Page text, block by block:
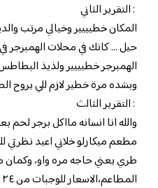
: التقرير الثاني
المكان خطيييير وخيالي مرتب
حيل … كانك في محلات الهمبرجر
الهمبرجر خطيييير ولذيذ
وبشده مرة خطير لازم للي يروح
: التقرير الثالث
والله انا انسانه مااكل برجر
مطعم ميكارلو خلاني اعيد
طري يعني حاجه مره واو، وكمان